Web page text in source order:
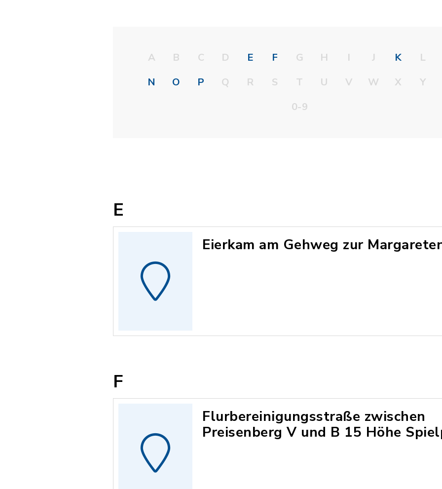
A B C D E F G H I J K
L
N
O P Q R S T U V W X
Y
0-9
E
Eierkam am Gehweg zur
F
Flurbereinigungsstraße zwischen
Preisenberg V und B 15 Höhe